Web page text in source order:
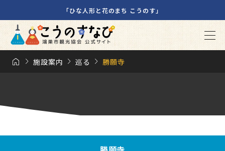
「ひな人形と花のまち こうのす」
  施設案内  巡る  勝願寺